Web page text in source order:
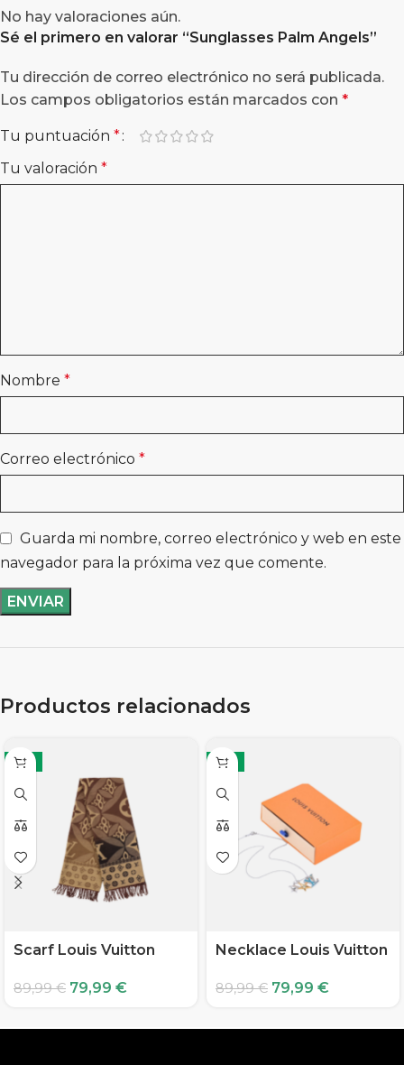
No hay valoraciones aún.
Sé el primero en valorar “Sunglasses Palm Angels”
Tu dirección de correo electrónico no será publicada.
Los campos obligatorios están marcados con *
Tu puntuación *
Tu valoración *
Nombre *
Correo electrónico *
Guarda mi nombre, correo electrónico y web en este
navegador para la próxima vez que comente.
Productos relacionados
-11%
Scarf Louis Vuitton
89,99€ 79,99 €
-11%
Necklace Louis Vuitton
89,99€ 79,99 €